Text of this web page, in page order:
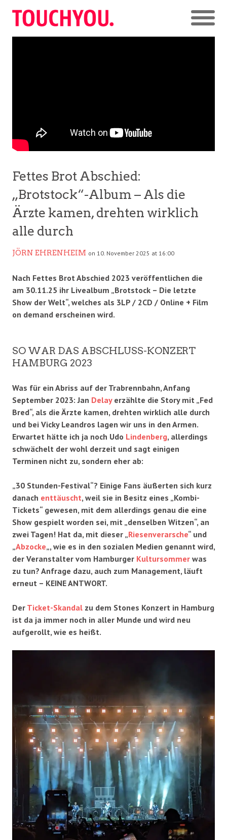
Fettes Brot Abschied:
„Brotstock“-Album – Als die
Ärzte kamen, drehten wirklich
alle durch
JÖRN EHRENHEIM on 10. November 2025 at 16:00
Nach Fettes Brot Abschied 2023 veröffentlichen die
am 30.11.25 ihr Livealbum „Brotstock – Die letzte
Show der Welt“, welches als 3LP / 2CD / Online + Film
on demand erscheinen wird.
SO WAR DAS ABSCHLUSS-KONZERT
HAMBURG 2023
Was für ein Abriss auf der Trabrennbahn, Anfang
September 2023: Jan Delayerzählte die Story mit „Fed
Bred“, als die Ärzte kamen, drehten wirklich alle durch
und bei Vicky Leandros lagen wir uns in den Armen.
Erwartet hätte ich ja noch Udo Lindenberg, allerdings
schwächelt der wohl derzeit und sagt einigen
Terminen nicht zu, sondern eher ab:
„30 Stunden-Festival“? Einige Fans äußerten sich kurz
danach enttäuscht, weil sie in Besitz eines „Kombi-
Tickets“ gewesen, mit dem allerdings genau die eine
Show gespielt worden sei, mit „denselben Witzen“, an
zwei Tagen! Hat da, mit dieser „Riesenverarsche“ und
„Abzocke„, wie es in den sozialen Medien genannt wird,
der Veranstalter vom Hamburger Kultursommer was
zu tun? Anfrage dazu, auch zum Management, läuft
erneut – KEINE ANTWORT.
Der Ticket-Skandal zu dem Stones Konzert in Hamburg
ist da ja immer noch in aller Munde und wird neu
aufgerollt, wie es heißt.